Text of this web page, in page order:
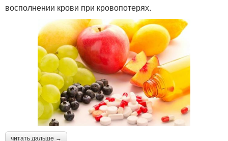
восполнении крови при кровопотерях.
читать дальше →